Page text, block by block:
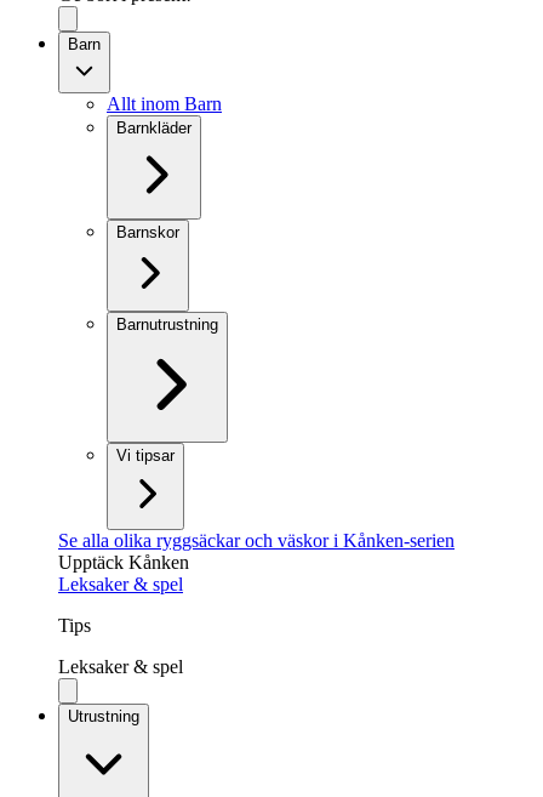
Barn
Allt inom Barn
Barnkläder
Barnskor
Barnutrustning
Vi tipsar
Se alla olika ryggsäckar och väskor i Kånken-serien
Upptäck Kånken
Leksaker & spel
Tips
Leksaker & spel
Utrustning